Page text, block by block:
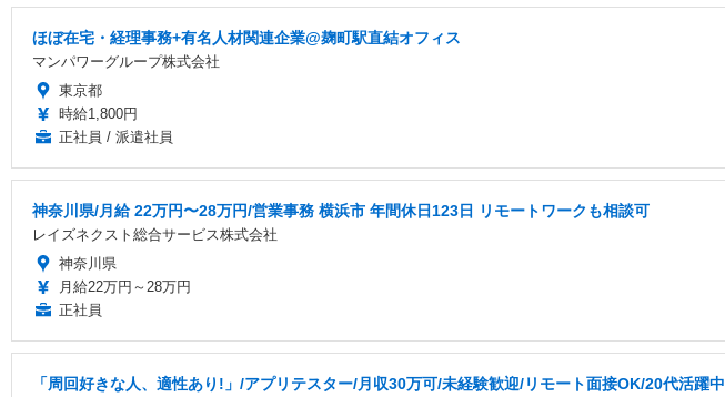
ほぼ在宅・経理事務+有名人材関連企業@麹町駅直結オフィス
マンパワーグループ株式会社
東京都
時給1,800円
正社員 / 派遣社員
神奈川県/月給 22万円〜28万円/営業事務 横浜市 年間休日123日 リモートワークも相談可
レイズネクスト総合サービス株式会社
神奈川県
月給22万円～28万円
正社員
「周回好きな人、適性あり!」/アプリテスター/月収30万可/未経験歓迎/リモート面接OK/20代活躍中